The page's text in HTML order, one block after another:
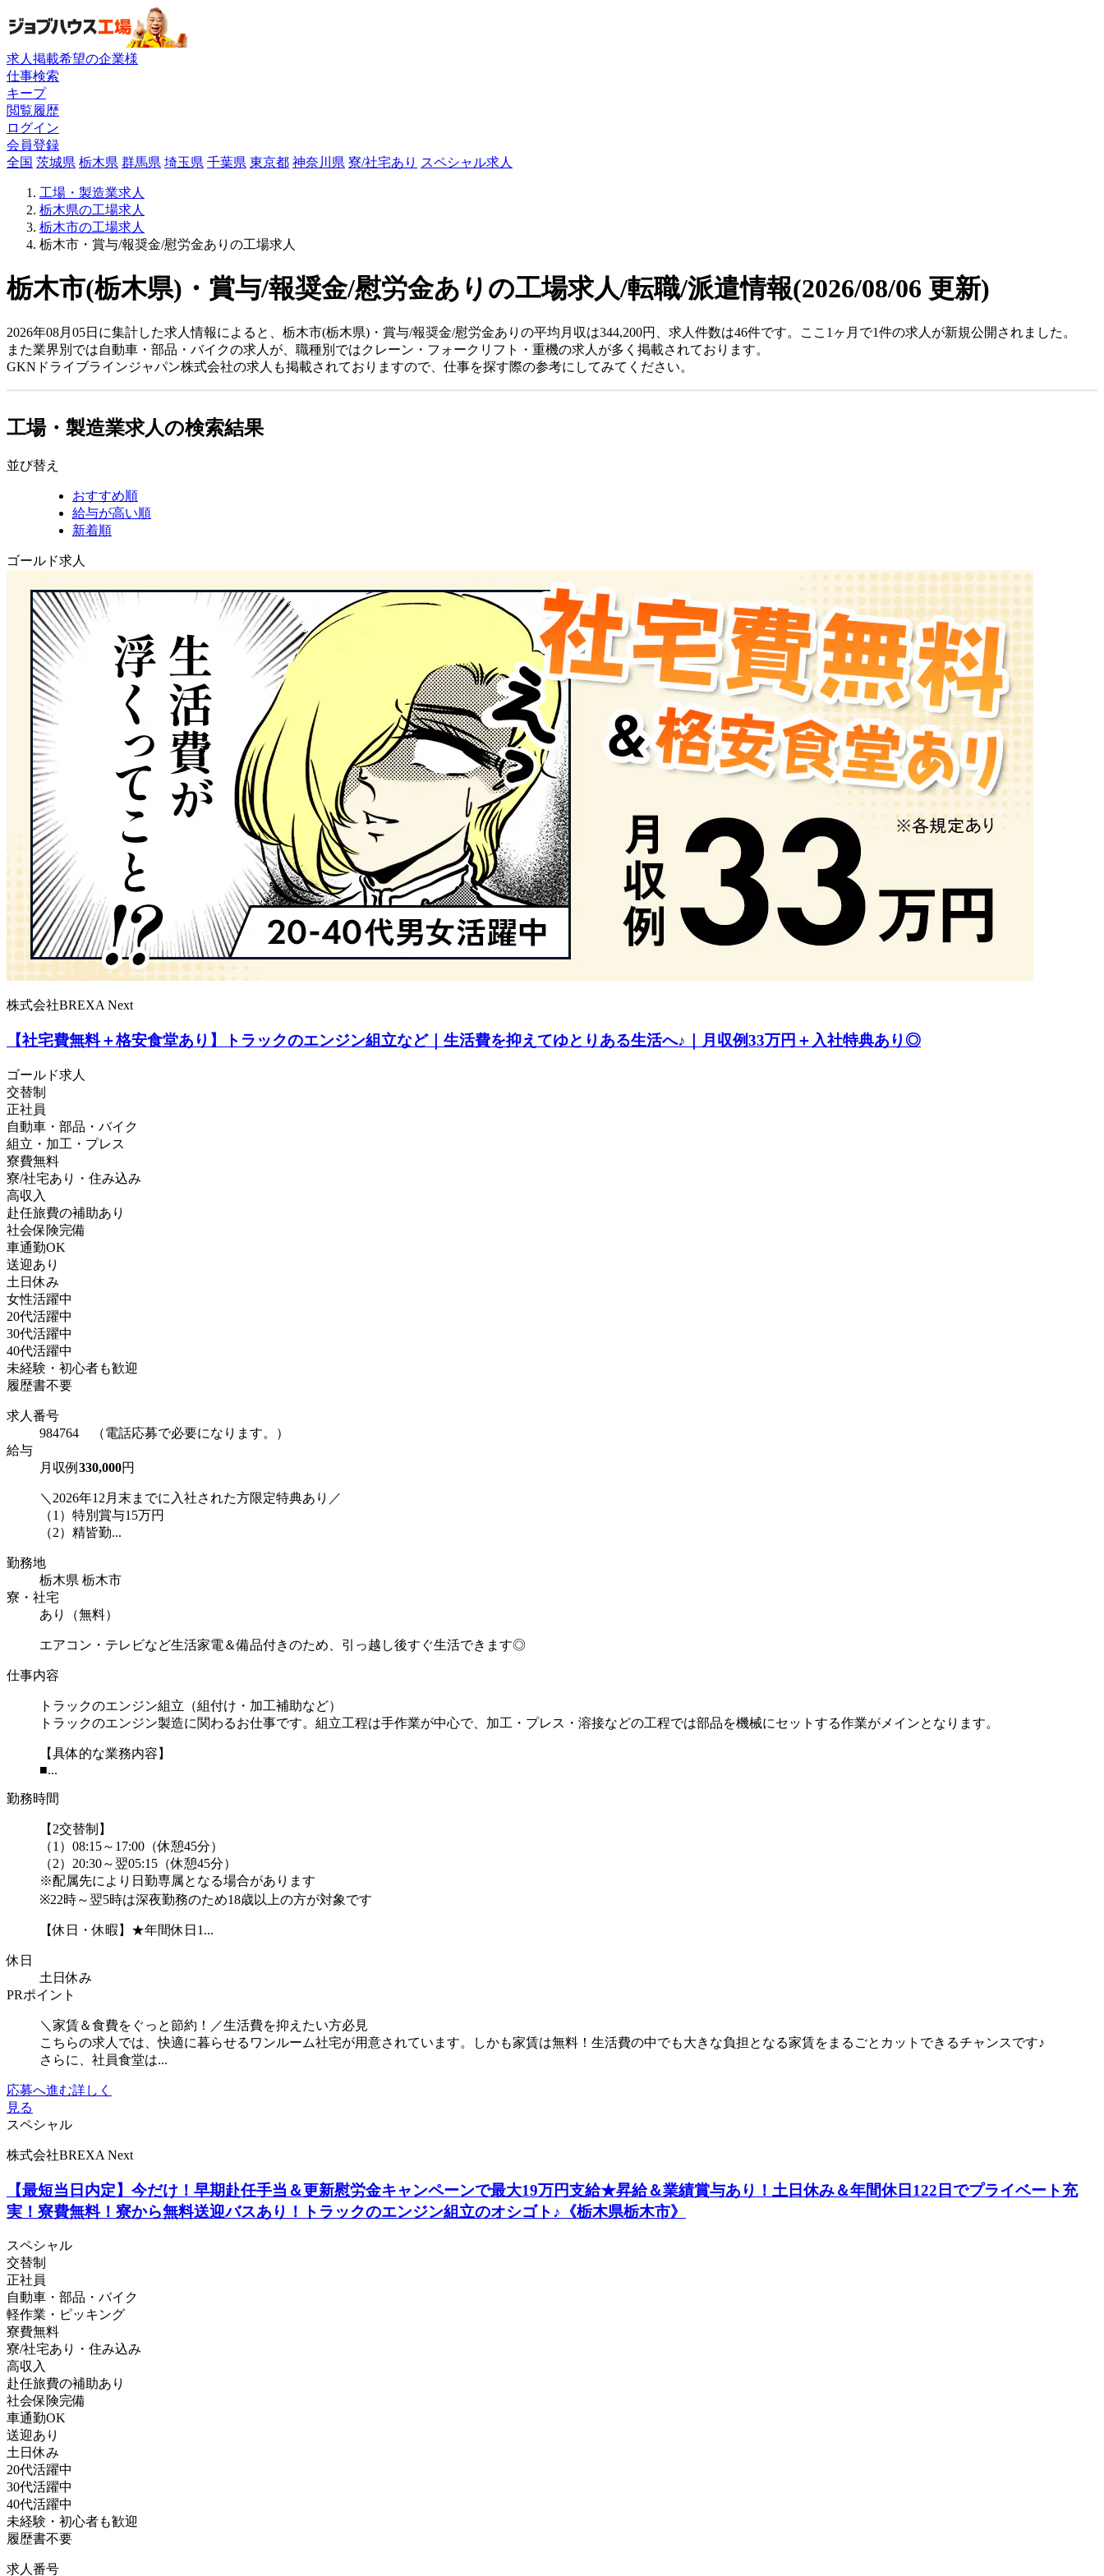
求人掲載希望の企業様
仕事検索
キープ
閲覧履歴
ログイン
会員登録
全国 茨城県 栃木県 群馬県 埼玉県 千葉県 東京都 神奈川県 寮/社宅あり スペシャル求人
工場・製造業求人
栃木県の工場求人
栃木市の工場求人
栃木市・賞与/報奨金/慰労金ありの工場求人
栃木市(栃木県)・賞与/報奨金/慰労金ありの工場求人/転職/派遣情報(2026/08/06 更新)
2026年08月05日に集計した求人情報によると、栃木市(栃木県)・賞与/報奨金/慰労金ありの平均月収は344,200円、求人件数は46件です。ここ1ヶ月で1件の求人が新規公開されました。
また業界別では自動車・部品・バイクの求人が、職種別ではクレーン・フォークリフト・重機の求人が多く掲載されております。
GKNドライブラインジャパン株式会社の求人も掲載されておりますので、仕事を探す際の参考にしてみてください。
工場・製造業求人の検索結果
並び替え
おすすめ順
給与が高い順
新着順
ゴールド求人
株式会社BREXA Next
【社宅費無料＋格安食堂あり】トラックのエンジン組立など｜生活費を抑えてゆとりある生活へ♪｜月収例33万円＋入社特典あり◎
ゴールド求人
交替制
正社員
自動車・部品・バイク
組立・加工・プレス
寮費無料
寮/社宅あり・住み込み
高収入
赴任旅費の補助あり
社会保険完備
車通勤OK
送迎あり
土日休み
女性活躍中
20代活躍中
30代活躍中
40代活躍中
未経験・初心者も歓迎
履歴書不要
求人番号
984764 （電話応募で必要になります。）
給与
月収例 330,000円
＼2026年12月末までに入社された方限定特典あり／
（1）特別賞与15万円
（2）精皆勤...
勤務地
栃木県 栃木市
寮・社宅
あり（無料）
エアコン・テレビなど生活家電＆備品付きのため、引っ越し後すぐ生活できます◎
仕事内容
トラックのエンジン組立（組付け・加工補助など）
トラックのエンジン製造に関わるお仕事です。組立工程は手作業が中心で、加工・プレス・溶接などの工程では部品を機械にセットする作業がメインとなります。
【具体的な業務内容】
■...
勤務時間
【2交替制】
（1）08:15～17:00（休憩45分）
（2）20:30～翌05:15（休憩45分）
※配属先により日勤専属となる場合があります
※22時～翌5時は深夜勤務のため18歳以上の方が対象です
【休日・休暇】★年間休日1...
休日
土日休み
PRポイント
＼家賃＆食費をぐっと節約！／生活費を抑えたい方必見
こちらの求人では、快適に暮らせるワンルーム社宅が用意されています。しかも家賃は無料！生活費の中でも大きな負担となる家賃をまるごとカットできるチャンスです♪
さらに、社員食堂は...
応募へ進む詳しく
見る
スペシャル
株式会社BREXA Next
【最短当日内定】今だけ！早期赴任手当＆更新慰労金キャンペーンで最大19万円支給★昇給＆業績賞与あり！土日休み＆年間休日122日でプライベート充
実！寮費無料！寮から無料送迎バスあり！トラックのエンジン組立のオシゴト♪《栃木県栃木市》
スペシャル
交替制
正社員
自動車・部品・バイク
軽作業・ピッキング
寮費無料
寮/社宅あり・住み込み
高収入
赴任旅費の補助あり
社会保険完備
車通勤OK
送迎あり
土日休み
20代活躍中
30代活躍中
40代活躍中
未経験・初心者も歓迎
履歴書不要
求人番号